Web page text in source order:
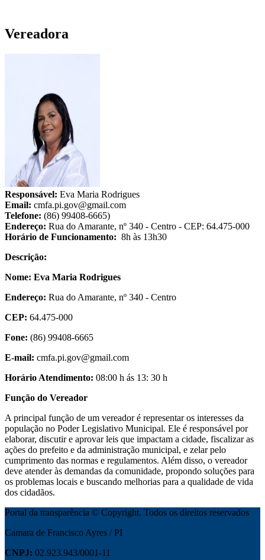
Vereadora
Responsável: Eva Maria Rodrigues
Email: cmfa.pi.gov@gmail.com
Telefone: (86) 99408-6665)
Endereço: Rua do Amarante, nº 340 - Centro - CEP: 64.475-000
Horário de Funcionamento: 8h às 13h30
Descrição:
Nome: Eva Maria Rodrigues
Endereço: Rua do Amarante, nº 340 - Centro
CEP: 64.475-000
Fone: (86) 99408-6665
E-mail: cmfa.pi.gov@gmail.com
Horário Atendimento: 08:00 h ás 13: 30 h
Função do Vereador
A principal função de um vereador é representar os interesses da
população no Poder Legislativo Municipal. Ele é responsável por
elaborar, discutir e aprovar leis que impactam a cidade, fiscalizar as
ações do prefeito e da administração municipal, e zelar pelo
cumprimento das normas e regulamentos. Além disso, o vereador
deve atender às demandas da comunidade, propondo soluções para
os problemas locais e buscando melhorias para a qualidade de vida
dos cidadãos.
Portal da transparência © Copyright. Todos os direitos reservados
Camara de Francisco Ayres / PI
CNPJ: 02.923.943/0001-11